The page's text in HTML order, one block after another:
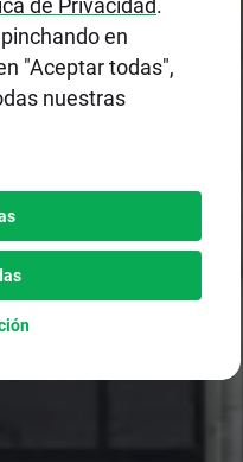
en
"Aceptar todas",
nuestras